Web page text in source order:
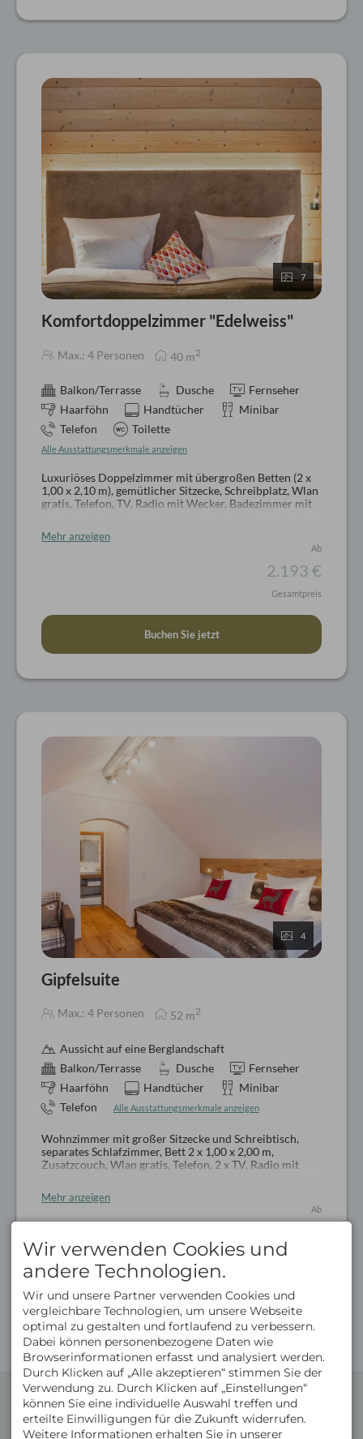
7
Komfortdoppelzimmer "Edelweiss"
Max.: 4 Personen 40 m2
Balkon/Terrasse Dusche
Fernseher
Haarföhn
Handtücher
Minibar
Telefon
Toilette
Alle Ausstattungsmerkmale anzeigen
Luxuriöses Doppelzimmer mit übergroßen Betten (2 x
1,00 x 2,10 m), gemütlicher Sitzecke, Schreibplatz, Wlan
gratis, Telefon, TV, Radio mit Wecker, Badezimmer mit
Wellnesskorb mit Bademantel und Badeschlappen,
teilweise mit Kachelofen und begehbarem
Mehr anzeigen
Ab
2.1 93 €
Gesamtpreis
Buchen Sie jetzt
4
Gipfelsuite
Max.: 4 Personen 52 m2
Aussicht auf eine Berglandschaft
Balkon/Terrasse
Dusche
Fernseher
Haarföhn
Handtücher
Minibar
Telefon
Alle Ausstattungsmerkmale anzeigen
Wohnzimmer mit großer Sitzecke und Schreibtisch,
separates Schlafzimmer, Bett 2 x 1,00 x 2,00 m,
Zusatzcouch, Wlan gratis, Telefon, 2 x TV, Radio mit
Pflegeartikel, Wellnesskorb mit Bademantel und
Badeschlappen, ca. 52 qm zzgl. 2 Balkone
Auf Anfrage auch als Gipfelsuite deluxe mit 2
Schlafzimmern, 1 Wohnzimmer, 2 Badezimmern, 2
Balkonen und 3 x TV buchbar, ca. 80 qm
Mehr anzeigen
Ab
Gesamtpreis
Buchen Sie jetzt
KONTAKT
Michael Kirchmann
Hinterstaufen 9
87534 Oberstaufen
NÜTZLICHE LINKS
Gästebewertungen
Wissenswertes
Buchungsbedingungen
Wir verwenden Cookies und
andere Technologien.
Wir und unsere Partner verwenden Cookies und
vergleichbare Technologien, um unsere Webseite
optimal zu gestalten und fortlaufend zu verbessern.
Dabei können personenbezogene Daten wie
Browserinformationen erfasst und analysiert werden.
Durch Klicken auf „Alle akzeptieren“ stimmen Sie der
Verwendung zu. Durch Klicken auf „Einstellungen“
können Sie eine individuelle Auswahl treffen und
erteilte Einwilligungen für die Zukunft widerrufen.
Weitere Informationen erhalten Sie in unserer